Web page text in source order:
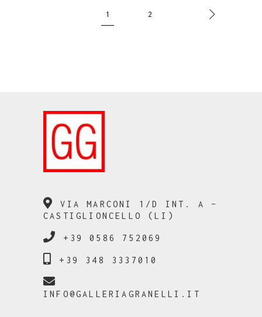
1 2
VIA MARCONI 1/D INT. A –
CASTIGLIONCELLO (LI)
+39 0586 752069
+39 348 3337010
INFO@GALLERIAGRANELLI.IT